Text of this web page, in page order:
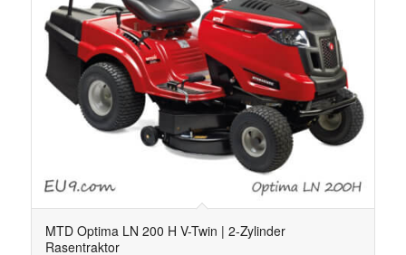
MTD Optima LN 200 H V-Twin | 2-Zylinder
Rasentraktor